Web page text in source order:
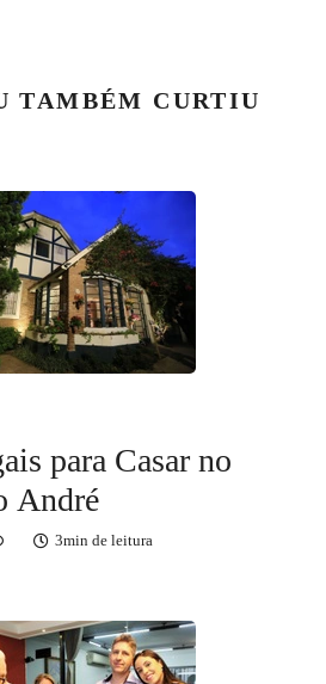
TAMBÉM CURTIU
para Casar no
André
3min de leitura